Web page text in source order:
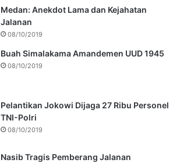
Medan: Anekdot Lama dan Kejahatan
Jalanan
08/10/2019
Buah Simalakama Amandemen UUD 1945
08/10/2019
Pelantikan Jokowi Dijaga 27 Ribu Personel
TNI-Polri
08/10/2019
Nasib Tragis Pemberang Jalanan